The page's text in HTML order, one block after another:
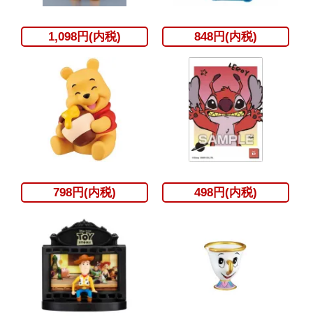
1,098円(内税) 848円(内税)
798円(内税) 498円(内税)